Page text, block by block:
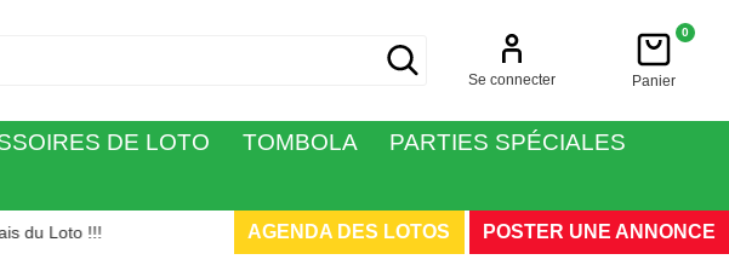
Se connecter Panier
0
DE LOTO TOMBOLA
PARTIES SPÉCIALES
AGENDA DES LOTOS POSTER UNE ANNONCE
!!!